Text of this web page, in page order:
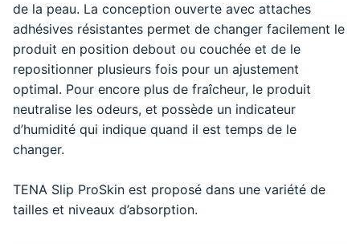
de la peau. La conception ouverte avec attaches
adhésives résistantes permet de changer facilement le
produit en position debout ou couchée et de le
repositionner plusieurs fois pour un ajustement
optimal. Pour encore plus de fraîcheur, le produit
neutralise les odeurs, et possède un indicateur
d’humidité qui indique quand il est temps de le
changer.
TENA Slip ProSkin est proposé dans une variété de
tailles et niveaux d’absorption.